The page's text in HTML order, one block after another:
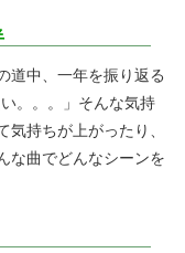
道中、一年を振り返る
。。。」そんな気持
持ちが上がったり、
な曲でどんなシーンを